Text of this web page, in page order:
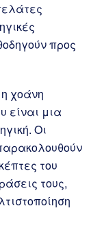
προς
χοάνη
είναι μια
Οι
του
τους,